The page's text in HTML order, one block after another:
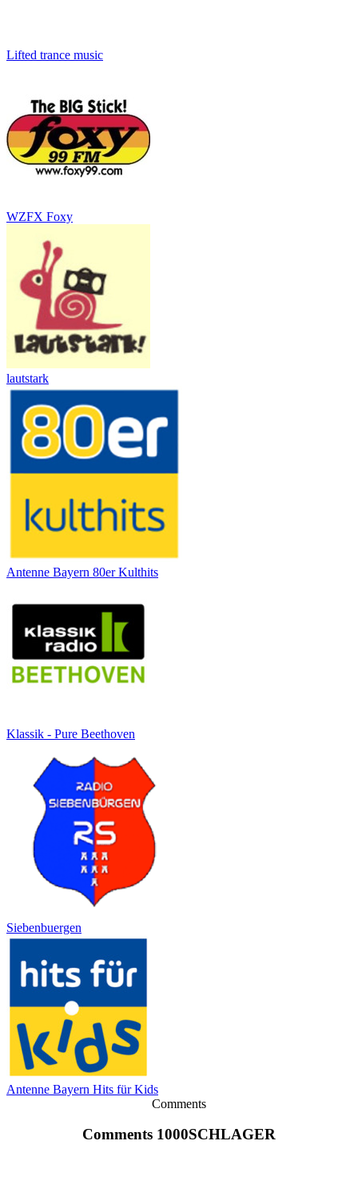
Lifted trance music
WZFX Foxy
lautstark
Antenne Bayern 80er Kulthits
Klassik - Pure Beethoven
Siebenbuergen
Antenne Bayern Hits für Kids
Comments
Comments 1000SCHLAGER